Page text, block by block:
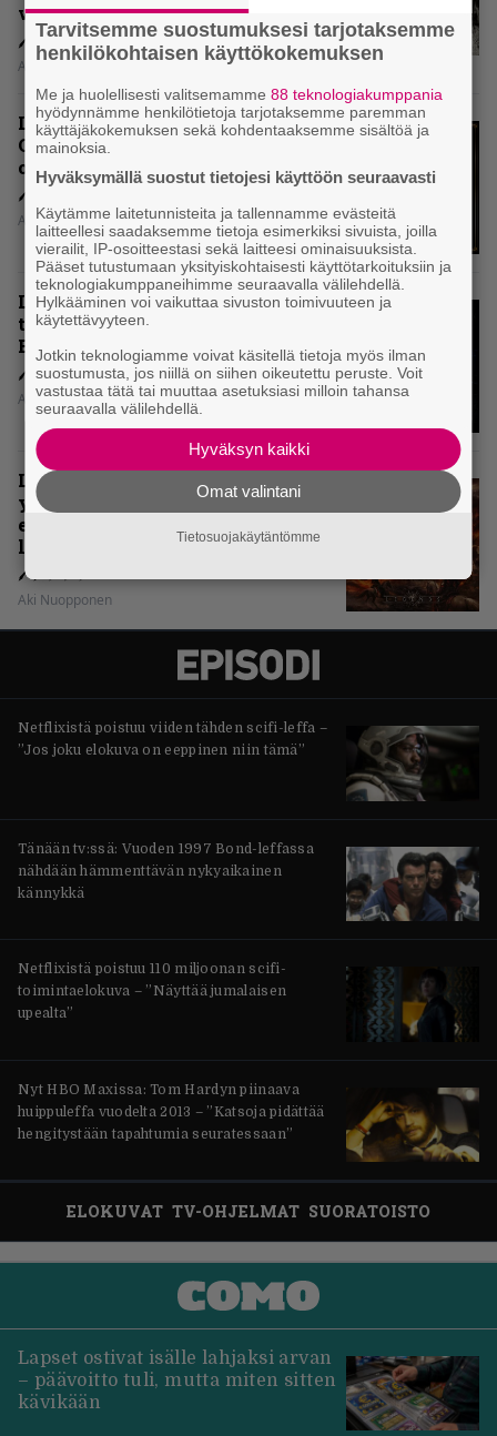
voiko?
Aki Nuopponen
Levyarvio: Dirkschneider & The
Old Gang -albumista ei aina tiedä,
onko se tosissaan tehty vai ei
Aki Nuopponen
Levyarvio: Onko Steelbound jo
täydellisintä mahdollista Battle
Beastia?
Aki Nuopponen
Levyarvio: Sabaton on
yhdennellätoista albumillaan
erittäin kaukana
legendaarisuudesta
Aki Nuopponen
Netflixistä poistuu viiden tähden scifi-leffa –
”Jos joku elokuva on eeppinen niin tämä”
Tänään tv:ssä: Vuoden 1997 Bond-leffassa
nähdään hämmenttävän nykyaikainen
kännykkä
Netflixistä poistuu 110 miljoonan scifi-
toimintaelokuva – ”Näyttää jumalaisen
upealta”
Nyt HBO Maxissa: Tom Hardyn piinaava
huippuleffa vuodelta 2013 – ”Katsoja pidättää
hengitystään tapahtumia seuratessaan”
ELOKUVAT TV-OHJELMAT SUORATOISTO
Lapset ostivat isälle lahjaksi arvan
– päävoitto tuli, mutta miten sitten
kävikään
Tarvitsemme suostumuksesi tarjotaksemme
henkilökohtaisen käyttökokemuksen
Me ja huolellisesti valitsemamme88 teknologiakumppania
hyödynnämme henkilötietoja tarjotaksemme paremman
käyttäjäkokemuksen sekä kohdentaaksemme sisältöä ja
mainoksia.
Hyväksymällä suostut tietojesi käyttöön seuraavasti
Käytämme laitetunnisteita ja tallennamme evästeitä
laitteellesi saadaksemme tietoja esimerkiksi sivuista, joilla
vierailit, IP-osoitteestasi sekä laitteesi ominaisuuksista.
Pääset tutustumaan yksityiskohtaisesti käyttötarkoituksiin ja
teknologiakumppaneihimme seuraavalla välilehdellä.
Hylkääminen voi vaikuttaa sivuston toimivuuteen ja
käytettävyyteen.
Jotkin teknologiamme voivat käsitellä tietoja myös ilman
suostumusta, jos niillä on siihen oikeutettu peruste. Voit
vastustaa tätä tai muuttaa asetuksiasi milloin tahansa
seuraavalla välilehdellä.
Hyväksyn kaikki
Omat valintani
Tietosuojakäytäntömme